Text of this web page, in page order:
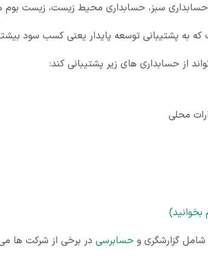
سبز، حسابداری محیط زیست، زیست بوم
به پشتیبانی توسعه پایدار یعنی کسب سود
از حسابداری های زیر پشتیبانی کند:
محلی
گزارشگری و حسابرسی در برخی از شرکت ها